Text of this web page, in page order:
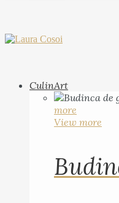
CulinArt
more
View more